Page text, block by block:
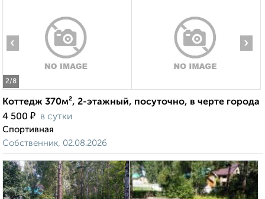
2/8
‹ ›
Коттедж 370м², 2-этажный, посуточно, в черте города
4 500 ₽ в сутки
Спортивная
Собственник, 02.08.2026